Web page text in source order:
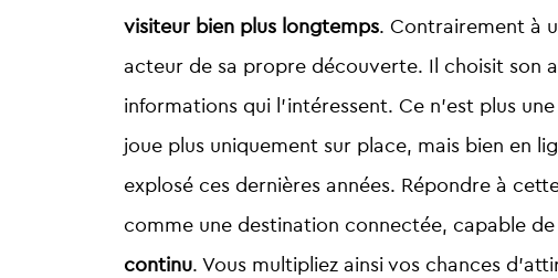
visiteur bien plus longtemps. Contrairement à
acteur de sa propre découverte. Il choisit son
informations qui l’intéressent. Ce n’est plus
joue plus uniquement sur place, mais bien en
explosé ces dernières années. Répondre à
comme une destination connectée, capable
continu. Vous multipliez ainsi vos chances